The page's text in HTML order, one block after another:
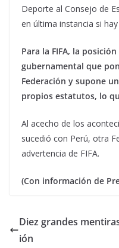
Deporte al Consejo de
en última instancia si
Para la FIFA, la
gubernamental que
Federación y supone
propios estatutos, lo
Al acecho de los
sucedió con Perú, otra
advertencia de FIFA.
(Con información de
Diez grandes
ión